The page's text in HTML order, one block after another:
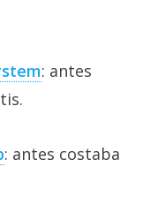
: antes
: antes costaba